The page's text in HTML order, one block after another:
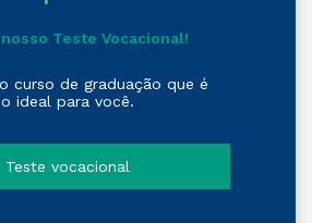
nosso Teste Vocacional!
curso de graduação que é
o ideal para você.
Teste vocacional